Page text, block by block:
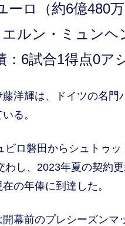
ロ（約6億480万
ルン・ミュンヘ
：6試合1得点0ア
洋輝は、ドイツの名門
る。
ロ磐田からシュトゥ
わし、2023年夏の契約
の年俸に到達した。
幕前のプレシーズンマ